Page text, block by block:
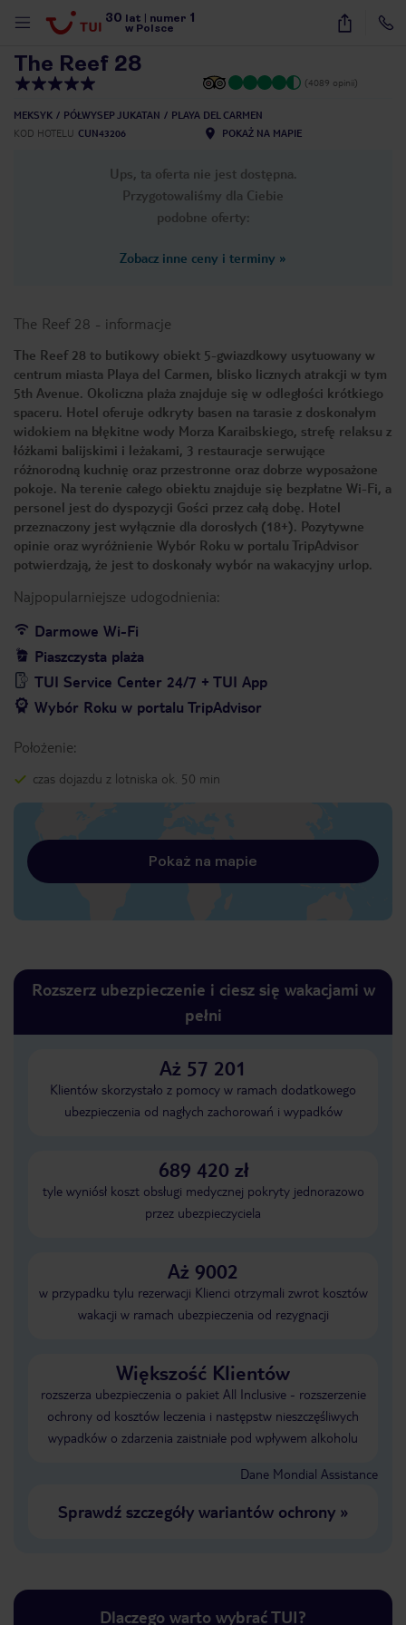
30 lat numer 1
w Polsce
16
The Reef 28
(4089 opinii)
MEKSYK PÓŁWYSEP JUKATAN
PLAYA DEL CARMEN
KOD HOTELU CUN43206 POKAŻ NA MAPIE
Ups, ta oferta nie jest dostępna.
Przygotowaliśmy dla Ciebie
podobne oferty:
Zobacz inne ceny i terminy »
The Reef 28 - informacje
The Reef 28 to butikowy obiekt 5-gwiazdkowy usytuowany w
centrum miasta Playa del Carmen, blisko licznych atrakcji w tym
5th Avenue. Okoliczna plaża znajduje się w odległości krótkiego
spaceru. Hotel oferuje odkryty basen na tarasie z doskonałym
widokiem na błękitne wody Morza Karaibskiego, strefę relaksu z
łóżkami balijskimi i leżakami, 3 restauracje serwujące
różnorodną kuchnię oraz przestronne oraz dobrze wyposażone
pokoje. Na terenie całego obiektu znajduje się bezpłatne Wi-Fi, a
personel jest do dyspozycji Gości przez całą dobę. Hotel
przeznaczony jest wyłącznie dla dorosłych (18+). Pozytywne
opinie oraz wyróżnienie Wybór Roku w portalu TripAdvisor
potwierdzają, że jest to doskonały wybór na wakacyjny urlop.
Najpopularniejsze udogodnienia:
Darmowe Wi-Fi
Piaszczysta plaża
TUI Service Center 24/7 + TUI App
Wybór Roku w portalu TripAdvisor
Położenie:
czas dojazdu z lotniska ok. 50 min
Pokaż na mapie
Rozszerz ubezpieczenie i ciesz się wakacjami w
pełni
Aż 57 201
Klientów skorzystało z pomocy w ramach dodatkowego
ubezpieczenia od nagłych zachorowań i wypadków
689 420 zł
tyle wyniósł koszt obsługi medycznej pokryty jednorazowo
przez ubezpieczyciela
Aż 9002
w przypadku tylu rezerwacji Klienci otrzymali zwrot kosztów
wakacji w ramach ubezpieczenia od rezygnacji
Większość Klientów
rozszerza ubezpieczenia o pakiet All Inclusive - rozszerzenie
ochrony od kosztów leczenia i następstw nieszczęśliwych
wypadków o zdarzenia zaistniałe pod wpływem alkoholu
Dane Mondial Assistance
Sprawdź szczegóły wariantów ochrony»
Dlaczego warto wybrać TUI?